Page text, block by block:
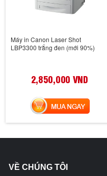
Máy in Canon Laser Shot
LBP3300 trắng đen (mới 90%)
2,850,000 VND
MUA NGAY
VỀ CHÚNG TÔI